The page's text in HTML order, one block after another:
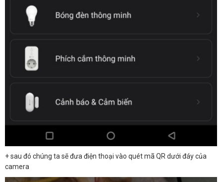
+ sau đó chúng ta sẽ đưa điện thoại vào quét mã QR dưới đáy của
camera